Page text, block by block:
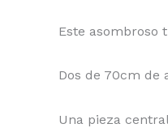
Este asombroso
Dos de 70cm de
Una pieza